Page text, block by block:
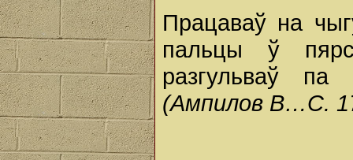
Працаваў на
пальцы ў
разгульваў
(Ампилов В…С.